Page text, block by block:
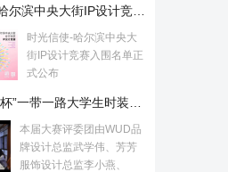
时光信使-哈尔滨中央大
街IP设计竞赛入围名单正
式公布
本届大赛评委团由WUD品
牌设计总监武学伟、芳芳
服饰设计总监李小燕、